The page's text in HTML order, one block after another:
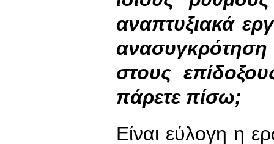
αναπτυξιακά
στους
πάρετε πίσω;
Είναι εύλογη η